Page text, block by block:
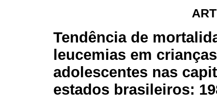
Tendência de
leucemias em
adolescentes nas
estados brasileiros: